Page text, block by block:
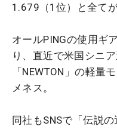
1.679（1位）と全てが
オールPINGの使用ギ
り、直近で米国シニ
「NEWTON」の軽量
メネス。
同社もSNSで「伝説